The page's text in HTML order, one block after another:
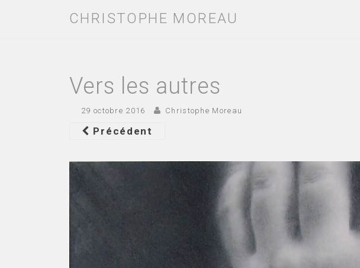
CHRISTOPHE MOREAU
Vers les autres
29 octobre 2016 Christophe Moreau
Précédent